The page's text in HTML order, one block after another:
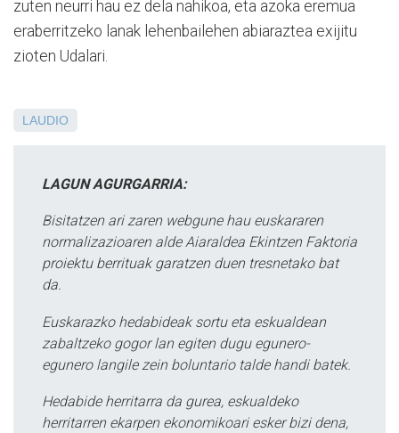
zuten neurri hau ez dela nahikoa, eta azoka eremua
eraberritzeko lanak lehenbailehen abiaraztea exijitu
zioten Udalari.
LAUDIO
LAGUN AGURGARRIA:
Bisitatzen ari zaren webgune hau euskararen
normalizazioaren alde Aiaraldea Ekintzen Faktoria
proiektu berrituak garatzen duen tresnetako bat
da.
Euskarazko hedabideak sortu eta eskualdean
zabaltzeko gogor lan egiten dugu egunero-
egunero langile zein boluntario talde handi batek.
Hedabide herritarra da gurea, eskualdeko
herritarren ekarpen ekonomikoari esker bizi dena,